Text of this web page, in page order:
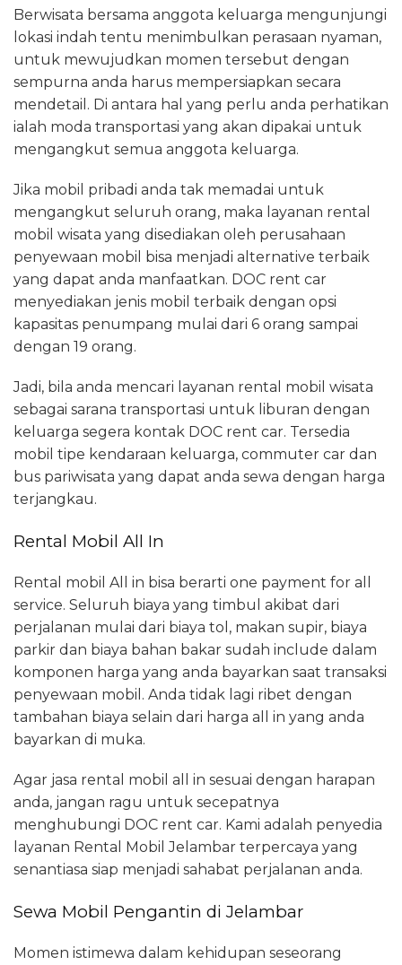
Berwisata bersama anggota keluarga mengunjungi
lokasi indah tentu menimbulkan perasaan nyaman,
untuk mewujudkan momen tersebut dengan
sempurna anda harus mempersiapkan secara
mendetail. Di antara hal yang perlu anda perhatikan
ialah moda transportasi yang akan dipakai untuk
mengangkut semua anggota keluarga.
Jika mobil pribadi anda tak memadai untuk
mengangkut seluruh orang, maka layanan rental
mobil wisata yang disediakan oleh perusahaan
penyewaan mobil bisa menjadi alternative terbaik
yang dapat anda manfaatkan. DOC rent car
menyediakan jenis mobil terbaik dengan opsi
kapasitas penumpang mulai dari 6 orang sampai
dengan 19 orang.
Jadi, bila anda mencari layanan rental mobil wisata
sebagai sarana transportasi untuk liburan dengan
keluarga segera kontak DOC rent car. Tersedia
mobil tipe kendaraan keluarga, commuter car dan
bus pariwisata yang dapat anda sewa dengan harga
terjangkau.
Rental Mobil All In
Rental mobil All in bisa berarti one payment for all
service. Seluruh biaya yang timbul akibat dari
perjalanan mulai dari biaya tol, makan supir, biaya
parkir dan biaya bahan bakar sudah include dalam
komponen harga yang anda bayarkan saat transaksi
penyewaan mobil. Anda tidak lagi ribet dengan
tambahan biaya selain dari harga all in yang anda
bayarkan di muka.
Agar jasa rental mobil all in sesuai dengan harapan
anda, jangan ragu untuk secepatnya
menghubungi DOC rent car. Kami adalah penyedia
layanan Rental Mobil Jelambar terpercaya yang
senantiasa siap menjadi sahabat perjalanan anda.
Sewa Mobil Pengantin di Jelambar
Momen istimewa dalam kehidupan seseorang